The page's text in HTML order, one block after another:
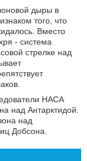
дыры в
того, что
Вместо
- система
стрелке над
НАСА
над Антарктидой.
над
Добсона.